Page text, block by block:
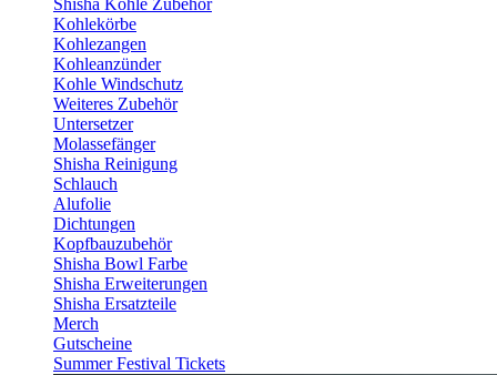
Shisha Kohle Zubehör
Kohlekörbe
Kohlezangen
Kohleanzünder
Kohle Windschutz
Weiteres Zubehör
Untersetzer
Molassefänger
Shisha Reinigung
Schlauch
Alufolie
Dichtungen
Kopfbauzubehör
Shisha Bowl Farbe
Shisha Erweiterungen
Shisha Ersatzteile
Merch
Gutscheine
Summer Festival Tickets